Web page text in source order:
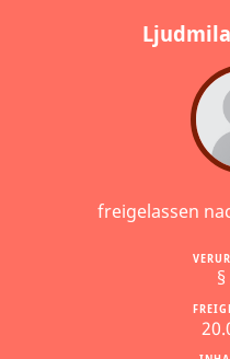
freigelassen